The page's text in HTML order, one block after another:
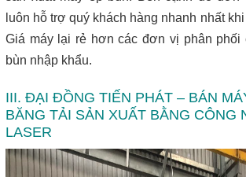
luôn hỗ trợ quý khách hàng nhanh nhất
Giá máy lại rẻ hơn các đơn vị phân phối
bùn nhập khẩu.
III. ĐẠI ĐỒNG TIẾN PHÁT – BÁN
BĂNG TẢI SẢN XUẤT BẰNG CÔNG
LASER